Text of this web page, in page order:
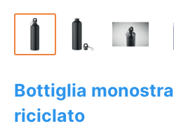
Bottiglia
riciclato